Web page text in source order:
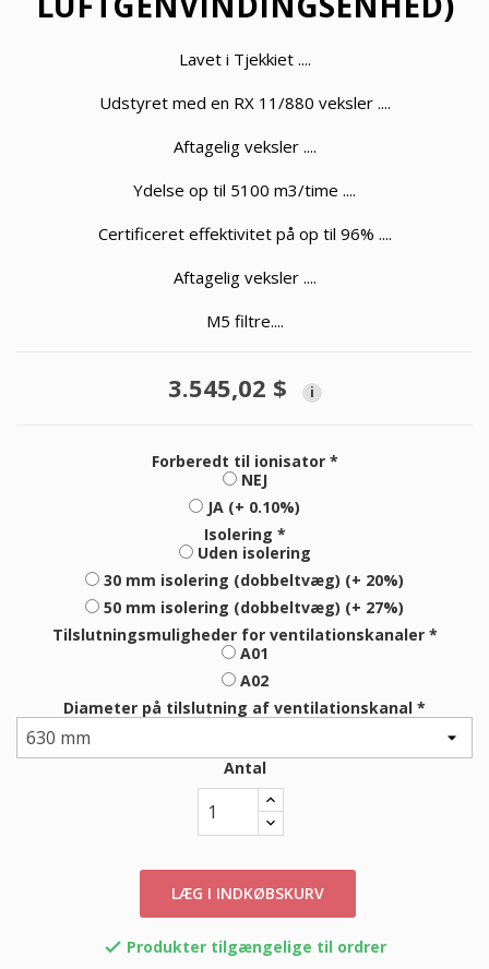
Lavet i Tjekkiet ....
Udstyret med en RX 11/880 veksler ....
Aftagelig veksler ....
Ydelse op til 5100 m3/time ....
Certificeret effektivitet på op til 96% ....
Aftagelig veksler ....
M5 filtre....
3.545,02 $ i
Forberedt til ionisator *
NEJ
JA (+ 0.10%)
Isolering *
Uden isolering
30 mm isolering (dobbeltvæg) (+ 20%)
50 mm isolering (dobbeltvæg) (+ 27%)
Tilslutningsmuligheder for ventilationskanaler *
A01
A02
Diameter på tilslutning af ventilationskanal *
Antal
LÆG I INDKØBSKURV
 Produkter tilgængelige til ordrer